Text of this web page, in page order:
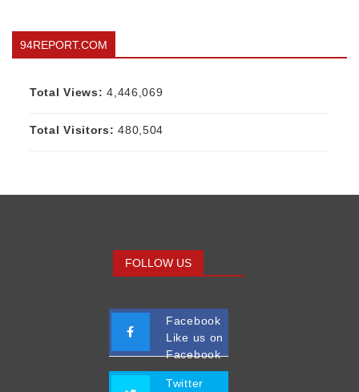
94REPORT.COM
Total Views:4,446,069
Total Visitors:480,504
FOLLOW US
Facebook
Like us on
Facebook
Twitter